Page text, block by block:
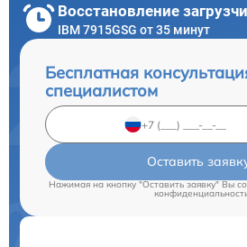
Восстановление
IBM 7915GSG от 35 минут
Бесплатная
специалистом
Оставить
Нажимая на кнопку "Оставить заявку" Вы